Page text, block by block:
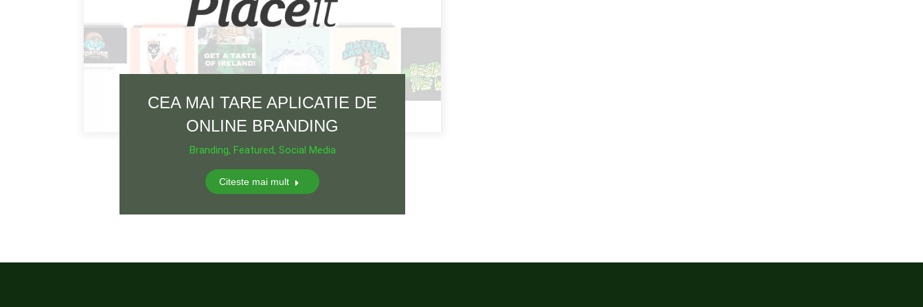
CEA MAI TARE APLICATIE DE
ONLINE BRANDING
Branding, Featured, Social Media
Citeste mai mult